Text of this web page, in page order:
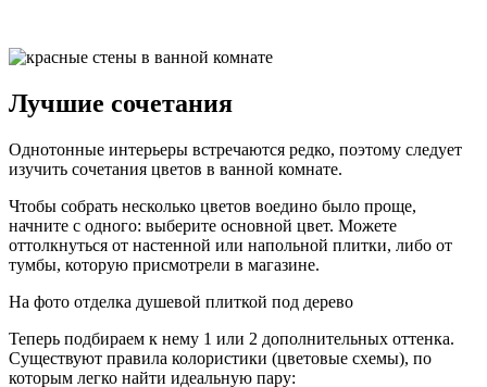
Лучшие сочетания
Однотонные интерьеры встречаются редко, поэтому следует
изучить сочетания цветов в ванной комнате.
Чтобы собрать несколько цветов воедино было проще,
начните с одного: выберите основной цвет. Можете
оттолкнуться от настенной или напольной плитки, либо от
тумбы, которую присмотрели в магазине.
На фото отделка душевой плиткой под дерево
Теперь подбираем к нему 1 или 2 дополнительных оттенка.
Существуют правила колористики (цветовые схемы), по
которым легко найти идеальную пару: